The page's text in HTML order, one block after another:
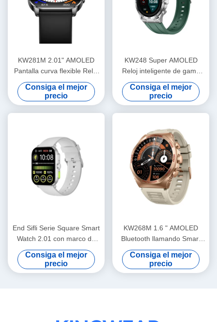
KW281M 2.01" AMOLED
Pantalla curva flexible Reloj
inteligente PVD Cuadro de
metal
Consiga el mejor
precio
KW248 Super AMOLED
Reloj inteligente de gama
alta multifunción BT modelo
de llamada
Consiga el mejor
precio
End Sifli Serie Square Smart
Watch 2.01 con marco de
metal PVD y batería de
300mAh
Consiga el mejor
precio
KW268M 1.6 " AMOLED
Bluetooth llamando Smart
Watch con pantalla redonda
grande
Consiga el mejor
precio